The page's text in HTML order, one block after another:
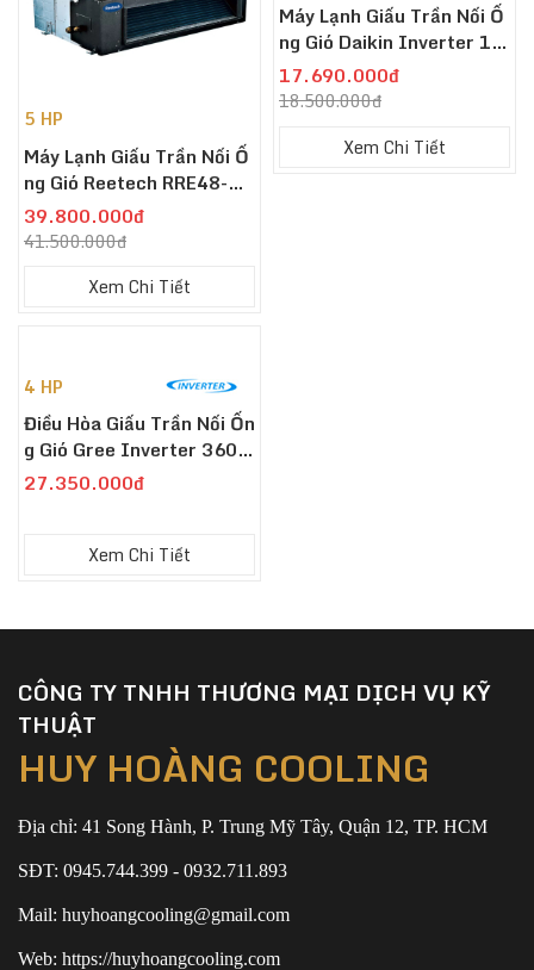
5 HP
Máy Lạnh Giấu Trần Nối Ố
Ng Gió Reetech RRE48-BA
-A 5.0 HP (5 Ngựa)
39.800.000đ
41.500.000đ
Xem Chi Tiết
Máy Lạnh Giấu Trần Nối Ố
Ng Gió Daikin Inverter 1.5
HP FBFC40DVM - RZFC40
DVM +BRC2E61
17.690.000đ
18.500.000đ
Xem Chi Tiết
4 HP
Điều Hòa Giấu Trần Nối Ốn
G Gió Gree Inverter 3600
0Btu GULD100PHS1/A-
27.350.000đ
Xem Chi Tiết
CÔNG TY TNHH THƯƠNG MẠI DỊCH VỤ KỸ
THUẬT
HUY HOÀNG COOLING
Địa chỉ: 41 Song Hành, P. Trung Mỹ Tây, Quận 12, TP. HCM
SĐT: 0945.744.399 - 0932.711.893
Mail: huyhoangcooling@gmail.com
Web: https://huyhoangcooling.com